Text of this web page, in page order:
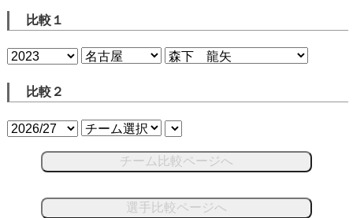
比較１
比較２
チーム比較ページへ
選手比較ページへ